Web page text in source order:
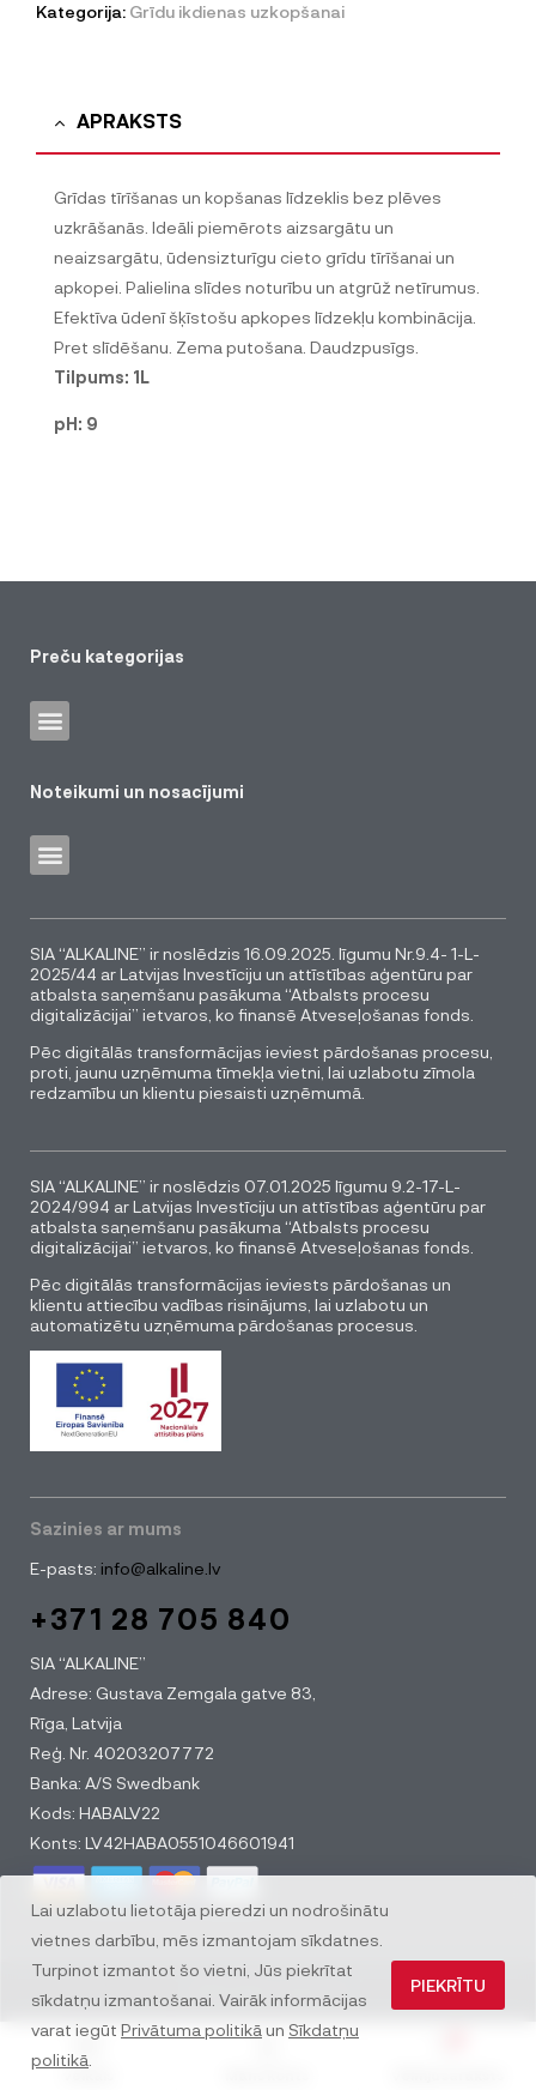
Kategorija: Grīdu ikdienas uzkopšanai
APRAKSTS
Grīdas tīrīšanas un kopšanas līdzeklis bez plēves
uzkrāšanās. Ideāli piemērots aizsargātu un
neaizsargātu, ūdensizturīgu cieto grīdu tīrīšanai un
apkopei. Palielina slīdes noturību un atgrūž netīrumus.
Efektīva ūdenī šķīstošu apkopes līdzekļu kombinācija.
Pret slīdēšanu. Zema putošana. Daudzpusīgs.
Tilpums: 1L
pH: 9
Lai uzlabotu lietotāja pieredzi un nodrošinātu
vietnes darbību, mēs izmantojam sīkdatnes.
Turpinot izmantot šo vietni, Jūs piekrītat
sīkdatņu izmantošanai. Vairāk informācijas
varat iegūt Privātuma politikā un Sīkdatņu
politikā
PIEKRĪTU
Preču kategorijas
Noteikumi un nosacījumi
SIA “ALKALINE” ir noslēdzis 16.09.2025. līgumu Nr.9.4- 1-L-
2025/44 ar Latvijas Investīciju un attīstības aģentūru par
atbalsta saņemšanu pasākuma “Atbalsts procesu
digitalizācijai” ietvaros, ko finansē Atveseļošanas fonds.
Pēc digitālās transformācijas ieviest pārdošanas procesu,
proti, jaunu uzņēmuma tīmekļa vietni, lai uzlabotu zīmola
redzamību un klientu piesaisti uzņēmumā.
SIA “ALKALINE” ir noslēdzis 07.01.2025 līgumu 9.2-17-L-
2024/994 ar Latvijas Investīciju un attīstības aģentūru par
atbalsta saņemšanu pasākuma “Atbalsts procesu
digitalizācijai” ietvaros, ko finansē Atveseļošanas fonds.
Pēc digitālās transformācijas ieviests pārdošanas un
klientu attiecību vadības risinājums, lai uzlabotu un
automatizētu uzņēmuma pārdošanas procesus.
Sazinies ar mums
E-pasts: info@alkaline.lv
+371 28 705 840
SIA “ALKALINE”
Adrese: Gustava Zemgala gatve 83,
Rīga, Latvija
Reģ. Nr. 40203207772
Banka: A/S Swedbank
Kods: HABALV22
Konts: LV42HABA0551046601941
© All rights reserved